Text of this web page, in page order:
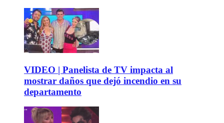
VIDEO | Panelista de TV impacta al
mostrar daños que dejó incendio en su
departamento